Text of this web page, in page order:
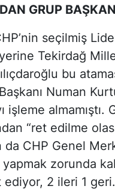
GRUP
seçilmiş
Tekirdağ
bu
Numan
işleme
“ret edilme
da CHP Genel
zorunda
ediyor, 2 ileri 1